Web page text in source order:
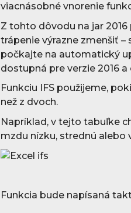
viacnásobné vnorenie
Z tohto dôvodu na jar
trápenie výrazne zmenšiť –
počkajte na automatický
dostupná pre verzie 2016
Funkciu IFS použijeme,
než z dvoch.
Napríklad, v tejto tabuľke
mzdu nízku, strednú alebo
Funkcia bude napísaná